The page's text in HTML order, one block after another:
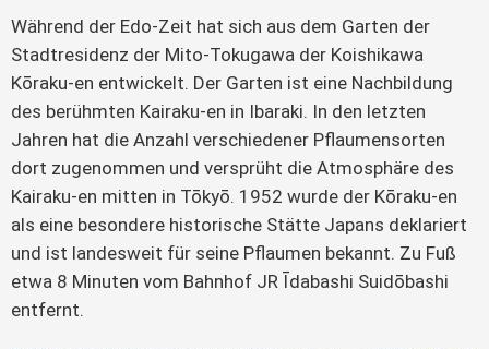
Während der Edo-Zeit hat sich aus dem Garten der
Stadtresidenz der Mito-Tokugawa der Koishikawa
Kōraku-en entwickelt. Der Garten ist eine Nachbildung
des berühmten Kairaku-en in Ibaraki. In den letzten
Jahren hat die Anzahl verschiedener Pflaumensorten
dort zugenommen und versprüht die Atmosphäre des
Kairaku-en mitten in Tōkyō. 1952 wurde der Kōraku-en
als eine besondere historische Stätte Japans deklariert
und ist landesweit für seine Pflaumen bekannt. Zu Fuß
etwa 8 Minuten vom Bahnhof JR Īdabashi Suidōbashi
entfernt.